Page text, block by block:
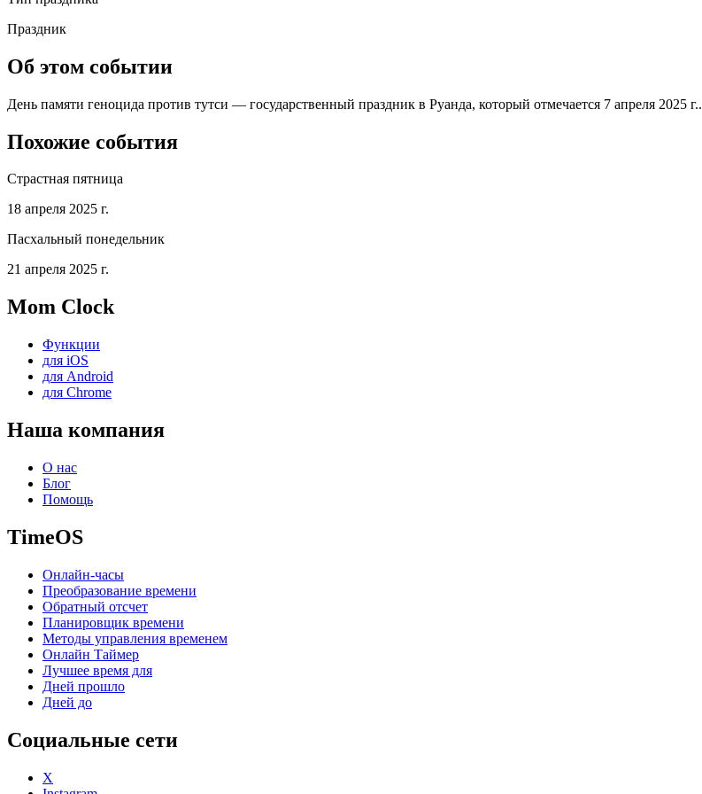
Праздник
Об этом событии
День памяти геноцида против тутси — государственный праздник в Руанда, который отмечается 7 апреля 2025 г..
Похожие события
Страстная пятница
18 апреля 2025 г.
Пасхальный понедельник
21 апреля 2025 г.
Mom Clock
Функции
для iOS
для Android
для Chrome
Наша компания
О нас
Блог
Помощь
TimeOS
Онлайн-часы
Преобразование времени
Обратный отсчет
Планировщик времени
Методы управления временем
Онлайн Таймер
Лучшее время для
Дней прошло
Дней до
Социальные сети
X